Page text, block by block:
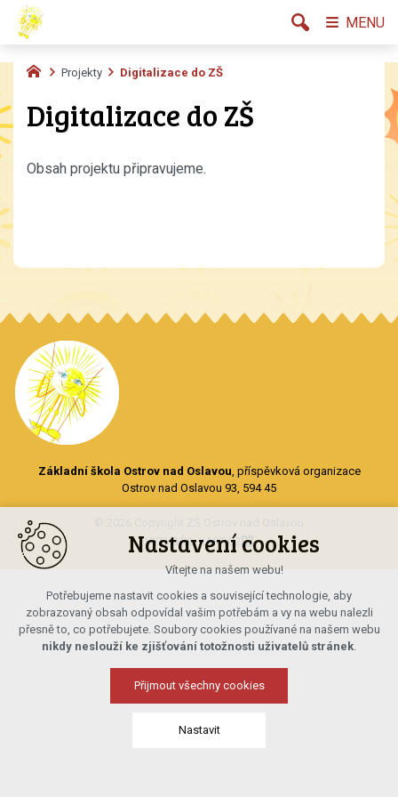
Projekty Digitalizace do ZŠ
Digitalizace do ZŠ
Obsah projektu připravujeme.
Základní škola Ostrov nad Oslavou, příspěvková organizace
Ostrov nad Oslavou 93, 594 45
VYTVOŘIL XART.CZ
MENU
Nastavení cookies
Vítejte na našem webu!
Potřebujeme nastavit cookies a související technologie, aby
zobrazovaný obsah odpovídal vašim potřebám a vy na webu nalezli
přesně to, co potřebujete. Soubory cookies používané na našem webu
nikdy neslouží ke zjišťování totožnosti uživatelů stránek.
Přijmout všechny cookies
Nastavit